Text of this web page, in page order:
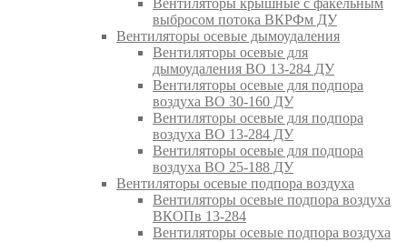
Вентиляторы крышные с факельным
выбросом потока ВКРФм ДУ
Вентиляторы осевые дымоудаления
Вентиляторы осевые для
дымоудаления ВО 13-284 ДУ
Вентиляторы осевые для подпора
воздуха ВО 30-160 ДУ
Вентиляторы осевые для подпора
воздуха ВО 13-284 ДУ
Вентиляторы осевые для подпора
воздуха ВО 25-188 ДУ
Вентиляторы осевые подпора воздуха
Вентиляторы осевые подпора воздуха
ВКОПв 13-284
Вентиляторы осевые подпора воздуха